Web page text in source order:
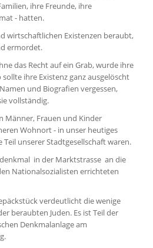
ihre Freunde, ihre
- hatten.
wirtschaftlichen Existenzen beraubt,
ermordet.
das Recht auf ein Grab, wurde ihre
ihre Existenz ganz ausgelöscht
und Biografien vergessen,
vollständig.
Männer, Frauen und Kinder
Wohnort - in unser heutiges
Teil unserer Stadtgesellschaft waren.
in der Marktstrasse an die
Nationalsozialisten errichteten
verdeutlicht die wenige
beraubten Juden. Es ist Teil der
Denkmalanlage am